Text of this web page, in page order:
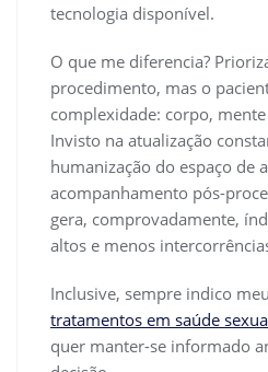
tecnologia disponível.
O que me diferencia?
procedimento, mas o
complexidade: corpo,
Invisto na atualização
humanização do espaço de
acompanhamento pós-
gera, comprovadamente,
altos e menos
Inclusive, sempre indico
tratamentos em saúde
quer manter-se informado